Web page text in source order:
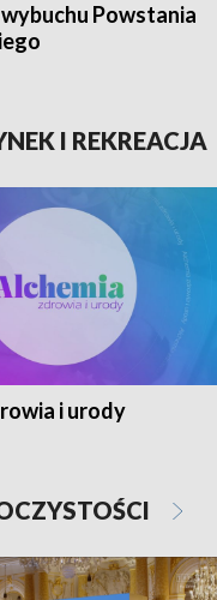
Powstania
I REKREACJA
i urody